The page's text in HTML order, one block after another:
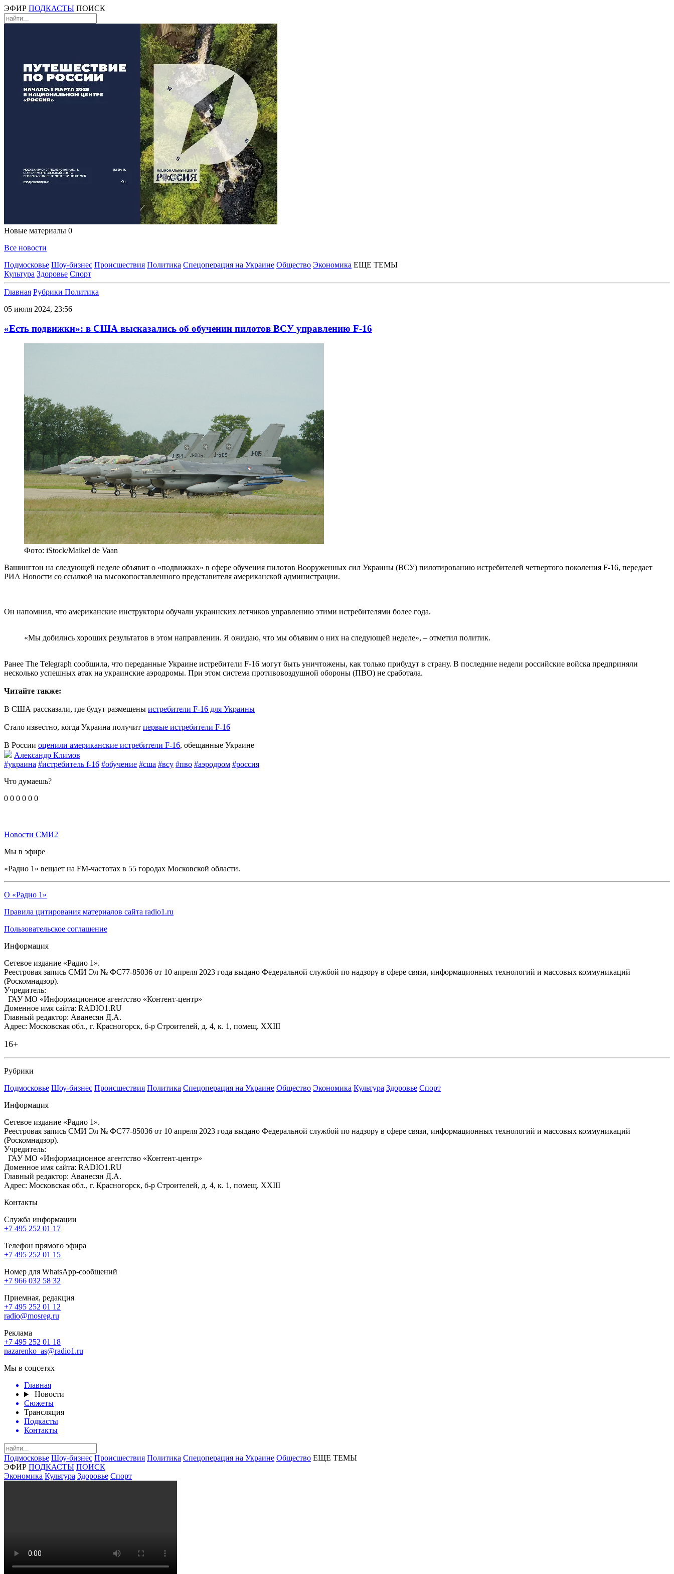
ЭФИР ПОДКАСТЫ ПОИСК
Новые материалы 0
Все новости
Подмосковье Шоу-бизнес Происшествия Политика Спецоперация на Украине Общество Экономика ЕЩЕ ТЕМЫ
Культура Здоровье Спорт
Главная Рубрики Политика
05 июля 2024, 23:56
«Есть подвижки»: в США высказались об обучении пилотов ВСУ управлению F-16
Фото: iStock/Maikel de Vaan
Вашингтон на следующей неделе объявит о «подвижках» в сфере обучения пилотов Вооруженных сил Украины (ВСУ) пилотированию истребителей четвертого поколения F-16, передает
РИА Новости со ссылкой на высокопоставленного представителя американской администрации.
Он напомнил, что американские инструкторы обучали украинских летчиков управлению этими истребителями более года.
«Мы добились хороших результатов в этом направлении. Я ожидаю, что мы объявим о них на следующей неделе», – отметил политик.
Ранее The Telegraph сообщила, что переданные Украине истребители F-16 могут быть уничтожены, как только прибудут в страну. В последние недели российские войска предприняли
несколько успешных атак на украинские аэродромы. При этом система противовоздушной обороны (ПВО) не сработала.
Читайте также:
В США рассказали, где будут размещены истребители F-16 для Украины
Стало известно, когда Украина получит первые истребители F-16
В России оценили американские истребители F-16, обещанные Украине
Александр Климов
#украина #истребитель f-16 #обучение #сша #всу #пво #аэродром #россия
Что думаешь?
0 0 0 0 0 0
Новости СМИ2
Мы в эфире
«Радио 1» вещает на FM-частотах в 55 городах Московской области.
О «Радио 1»
Правила цитирования материалов сайта radio1.ru
Пользовательское соглашение
Информация
Сетевое издание «Радио 1».
Реестровая запись СМИ Эл № ФС77-85036 от 10 апреля 2023 года выдано Федеральной службой по надзору в сфере связи, информационных технологий и массовых коммуникаций
(Роскомнадзор).
Учредитель:
ГАУ МО «Информационное агентство «Контент-центр»
Доменное имя сайта: RADIO1.RU
Главный редактор: Аванесян Д.А.
Адрес: Московская обл., г. Красногорск, б-р Строителей, д. 4, к. 1, помещ. XXIII
16+
Рубрики
Подмосковье Шоу-бизнес Происшествия Политика Спецоперация на Украине Общество Экономика Культура Здоровье Спорт
Информация
Сетевое издание «Радио 1».
Реестровая запись СМИ Эл № ФС77-85036 от 10 апреля 2023 года выдано Федеральной службой по надзору в сфере связи, информационных технологий и массовых коммуникаций
(Роскомнадзор).
Учредитель:
ГАУ МО «Информационное агентство «Контент-центр»
Доменное имя сайта: RADIO1.RU
Главный редактор: Аванесян Д.А.
Адрес: Московская обл., г. Красногорск, б-р Строителей, д. 4, к. 1, помещ. XXIII
Контакты
Служба информации
+7 495 252 01 17
Телефон прямого эфира
+7 495 252 01 15
Номер для WhatsApp-сообщений
+7 966 032 58 32
Приемная, редакция
+7 495 252 01 12
radio@mosreg.ru
Реклама
+7 495 252 01 18
nazarenko_as@radio1.ru
Мы в соцсетях
Главная
Новости
Сюжеты
Трансляция
Подкасты
Контакты
Подмосковье Шоу-бизнес Происшествия Политика Спецоперация на Украине Общество ЕЩЕ ТЕМЫ
ЭФИР ПОДКАСТЫ ПОИСК
Экономика Культура Здоровье Спорт